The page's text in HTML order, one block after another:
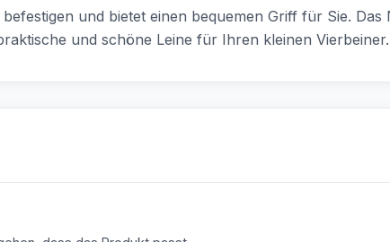
und bietet einen bequemen Griff für Sie.
und schöne Leine für Ihren kleinen Vierbeiner.